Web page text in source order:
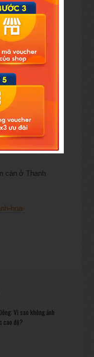
cán ở Thanh
hoa-
Vì sao không ảnh
cao độ?